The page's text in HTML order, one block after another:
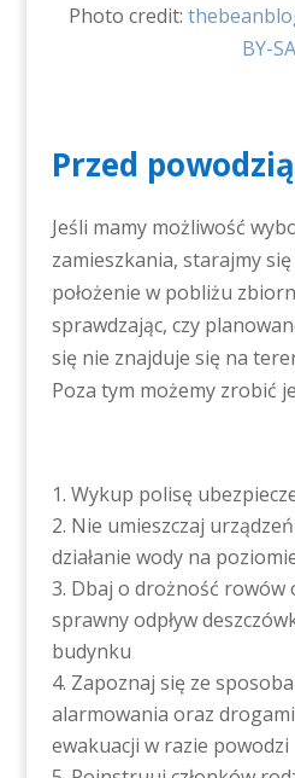
Photo credit:
BY-SA
Przed powodzią
Jeśli mamy możliwość
zamieszkania, starajmy
położenie w pobliżu
sprawdzając, czy
się nie znajduje się na
Poza tym możemy zrobić
Wykup polisę
Nie umieszczaj
działanie wody na
Dbaj o drożność rowów
sprawny odpływ
budynku
Zapoznaj się ze
alarmowania oraz
ewakuacji w razie powodzi